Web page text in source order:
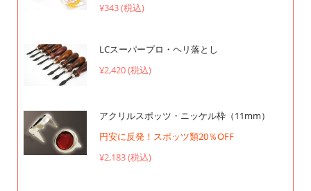
¥343 (税込)
LCスーパープロ・ヘリ落とし
¥2,420 (税込)
アクリルスポッツ・ニッケル枠（11mm）
円安に反発！スポッツ類20％OFF
¥2,183 (税込)